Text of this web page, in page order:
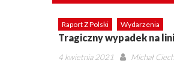
Raport Z Polski Wydarzenia
Tragiczny wypadek na
Posted
4 kwietnia 2021 Author
Michał